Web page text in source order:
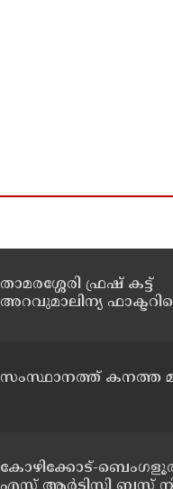
താമരശ്ശേരി ഫ്രഷ് കട്ട്
അറവുമാലിന്യ
സംസ്ഥാനത്ത് കനത്ത
കോഴിക്കോട്-